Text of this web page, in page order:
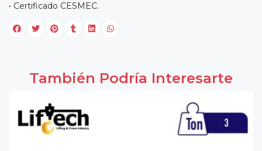
• Certificado CESMEC.
También Podría Interesarte